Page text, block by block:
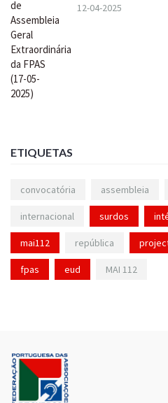
12-04-2025
ETIQUETAS
convocatória assembleia
internacional surdos
mai112 república
fpas eud MAI 112